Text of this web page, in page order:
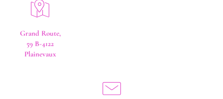
Grand Route,
59 B-4122
Plainevaux